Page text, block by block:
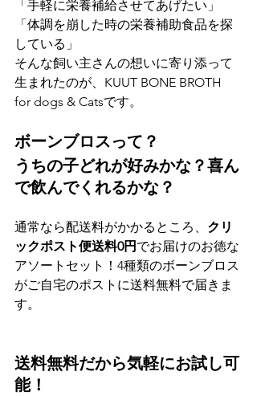
「手軽に栄養補給させてあげたい」
「体調を崩した時の栄養補助食品を探
している」
そんな飼い主さんの想いに寄り添って
生まれたのが、KUUT BONE BROTH
for dogs & Catsです。
ボーンブロスって？
うちの子どれが好みかな？喜ん
で飲んでくれるかな？
通常なら配送料がかかるところ、 クリ
ックポスト便送料0円 でお届けのお徳な
アソートセット！4種類のボーンブロス
がご自宅のポストに送料無料で届きま
す。
送料無料だから気軽にお試し可
能！